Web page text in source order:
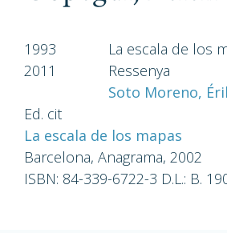
1993
La escala de los
2011
Ressenya
Soto Moreno,
Ed. cit
La escala de los mapas
Barcelona, Anagrama, 2002
ISBN: 84-339-6722-3 D.L.: B.